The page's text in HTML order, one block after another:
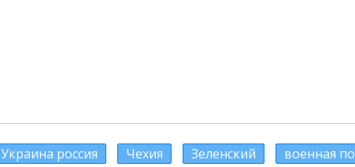
россия Чехия Зеленский
военная